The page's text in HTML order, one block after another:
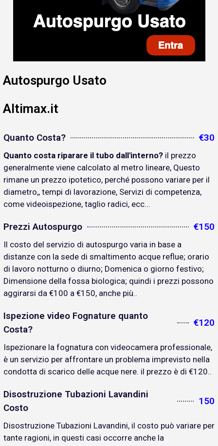
Autospurgo Usato
Altimax.it
Quanto Costa? €30
Quanto costa riparare il tubo dall'interno? il prezzo
generalmente viene calcolato al metro lineare, Questo
rimane un prezzo ipotetico, perché possono variare per il
diametro,, tempi di lavorazione, Servizi di competenza,
come videoispezione, taglio radici, ecc...
Prezzi Autospurgo €150
Il costo del servizio di autospurgo varia in base a
distanze con la sede di smaltimento acque reflue; orario
di lavoro notturno o diurno; Domenica o giorno festivo;
Dimensione della fossa biologica; quindi i prezzi possono
aggirarsi da €100 a €150, anche più..
Ispezione video Fognature quanto
Costa?
€120
Ispezionare la fognatura con videocamera professionale,
è un servizio per affrontare un problema imprevisto nella
condotta di scarico delle acque nere. il prezzo è di €120..
Disostruzione Tubazioni Lavandini
Costo
150
Disostruzione Tubazioni Lavandini, il costo può variare per
tante ragioni, in questi casi occorre anche la